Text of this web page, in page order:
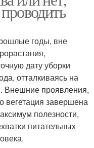
годы, вне
дату уборки
отталкиваясь на
Внешние проявления,
вегетация завершена
полезности,
питательных